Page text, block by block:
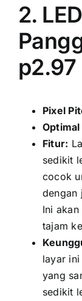
2.
p2.97
Pixel
Fitur:
ѕеdіkіt
cocok
dеngаn
Inі
tajam
layar
уаng
ѕеdіkіt